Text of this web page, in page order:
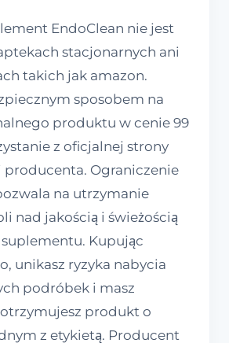
EndoClean nie jest
stacjonarnych ani
takich jak amazon.
sposobem na
produktu w cenie 99
z oficjalnej strony
Ograniczenie
na utrzymanie
nad jakością i świeżością
Kupując
unikasz ryzyka nabycia
podróbek i masz
produkt o
z etykietą. Producent